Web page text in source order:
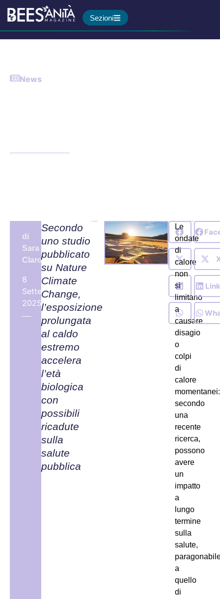
Sezioni
News
di
Sara
Claro
8
Settembre,
2025
Secondo
uno studio
pubblicato
su Nature
Climate
Change,
l’esposizione
prolungata
al caldo
estremo
accelera
l’età
biologica
con
possibili
ricadute
sulla
salute
pubblica
Le
ondate
di
calore
non
si
limitano
a
causare
disagio
o
colpi
di
calore
momentanei:
secondo
una
recente
ricerca,
possono
avere
un
impatto
a
lungo
termine
sulla
salute,
a
quello
di